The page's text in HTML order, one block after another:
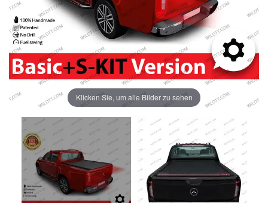
Klicken Sie, um alle Bilder zu sehen